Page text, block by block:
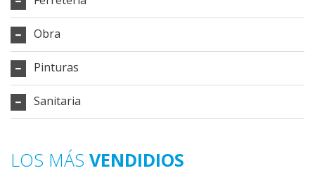
Obra
Pinturas
Sanitaria
LOS MÁS VENDIDIOS